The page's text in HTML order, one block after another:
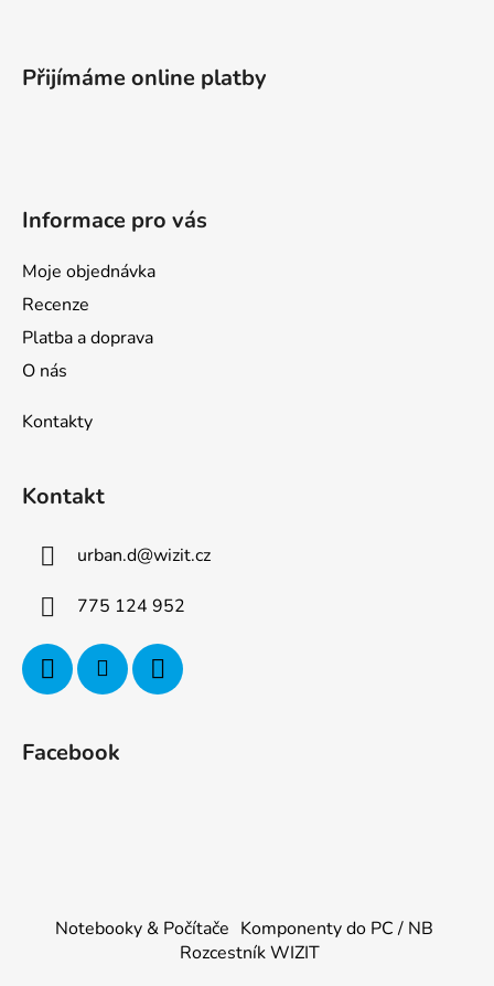
Přijímáme online platby
Informace pro vás
Moje objednávka
Recenze
Platba a doprava
O nás
Kontakty
Kontakt
urban.d@wizit.cz
775 124 952
Facebook
Notebooky & Počítače Komponenty do PC / NB
Rozcestník WIZIT